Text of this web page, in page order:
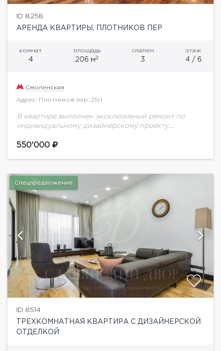
ID 8258
АРЕНДА КВАРТИРЫ, ПЛОТНИКОВ ПЕР
комнат
4
площадь
206 м2
спален
3
этаж
4 / 6
Смоленская
Адрес: Плотников пер. 21с1
В квартире выполнен эксклюзивный ремонт по
индивидуальному дизайнерскому проекту.
зоной, кухню, основную спальню с изысканной
550'000
Спецпредложение
ID 8514
ТРЕХКОМНАТНАЯ КВАРТИРА С ДИЗАЙНЕРСКОЙ
ОТДЕЛКОЙ